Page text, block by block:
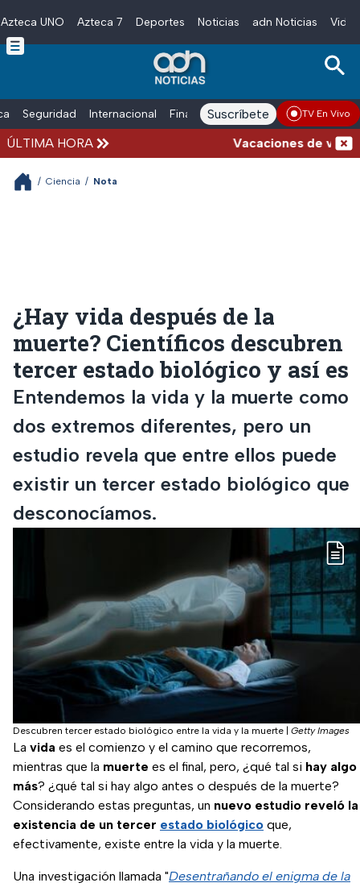
Skip to main content
Azteca UNO Azteca 7 Deportes Noticias adn Noticias
Seguridad Internacional Finanzas adn Noticias Radio
Suscríbete TV En Vivo
ÚLTIMA HORA Vacaciones de verano
/ Ciencia / Nota
¿Hay vida después de la
muerte? Científicos descubren
tercer estado biológico y así es
Entendemos la vida y la muerte como
dos extremos diferentes, pero un
estudio revela que entre ellos puede
existir un tercer estado biológico que
desconocíamos.
Descubren tercer estado biológico entre la vida y la muerte Getty Images
La vida es el comienzo y el camino que recorremos,
mientras que la muerte es el final, pero, ¿qué tal si hay algo
más? ¿qué tal si hay algo antes o después de la muerte?
Considerando estas preguntas, un nuevo estudio reveló la
existencia de un tercer estado biológico que,
efectivamente, existe entre la vida y la muerte.
Una investigación llamada "Desentrañando el enigma de la